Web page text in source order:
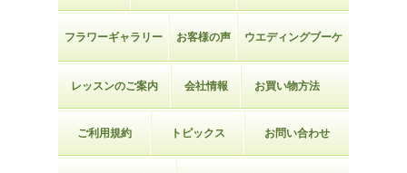
フラワーギャラリー お客様の声 ウエディングブーケ
レッスンのご案内 会社情報 お買い物方法
ご利用規約 トピックス お問い合わせ